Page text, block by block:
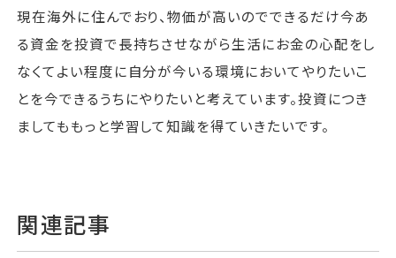
現在海外に住んでおり、物価が高いのでできるだけ今あ
る資金を投資で長持ちさせながら生活にお金の心配をし
なくてよい程度に自分が今いる環境においてやりたいこ
とを今できるうちにやりたいと考えています。投資につき
ましてももっと学習して知識を得ていきたいです。
関連記事